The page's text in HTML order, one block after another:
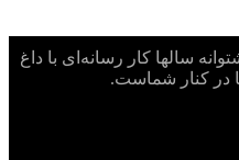
سالها کار رسانه‌ای با داغ
در کنار شماست.